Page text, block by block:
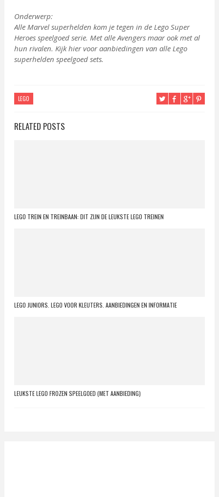
Onderwerp:
Alle Marvel superhelden kom je tegen in de Lego Super
Heroes speelgoed serie. Met alle Avengers maar ook met al
hun rivalen. Kijk hier voor aanbiedingen van alle Lego
superhelden speelgoed sets.
LEGO
RELATED POSTS
LEGO TREIN EN TREINBAAN: DIT ZIJN DE LEUKSTE LEGO TREINEN
LEGO JUNIORS. LEGO VOOR KLEUTERS. AANBIEDINGEN EN INFORMATIE
LEUKSTE LEGO FROZEN SPEELGOED (MET AANBIEDING)